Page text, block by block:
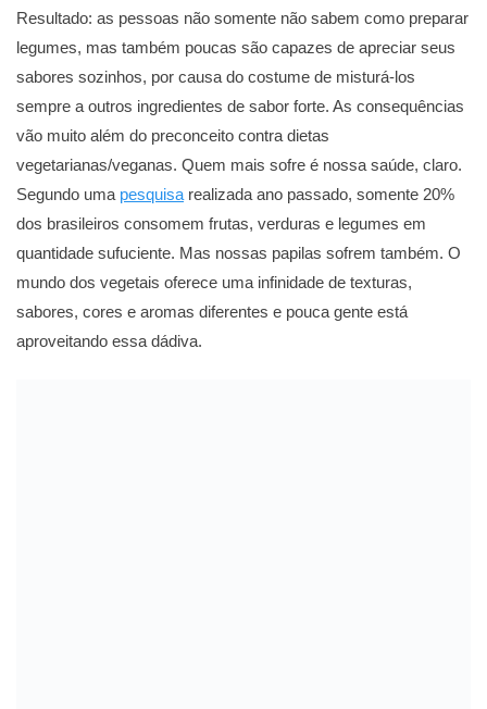
Resultado: as pessoas não somente não sabem como preparar
legumes, mas também poucas são capazes de apreciar seus
sabores sozinhos, por causa do costume de misturá-los
sempre a outros ingredientes de sabor forte. As consequências
vão muito além do preconceito contra dietas
vegetarianas/veganas. Quem mais sofre é nossa saúde, claro.
Segundo uma pesquisa realizada ano passado, somente 20%
dos brasileiros consomem frutas, verduras e legumes em
quantidade sufuciente. Mas nossas papilas sofrem também. O
mundo dos vegetais oferece uma infinidade de texturas,
sabores, cores e aromas diferentes e pouca gente está
aproveitando essa dádiva.